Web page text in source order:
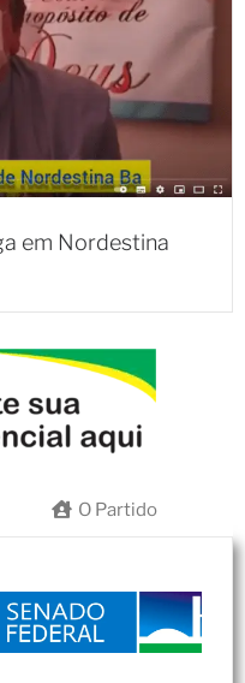
em Nordestina
O Partido
Homologados